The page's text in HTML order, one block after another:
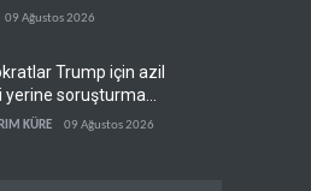
vergisi
09 Ağustos 2026
Trump için azil
yerine soruşturma
KÜRE 09 Ağustos 2026